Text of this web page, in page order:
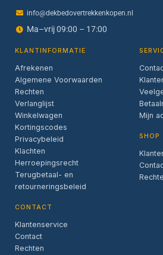
info@dekbedovertrekkenkopen.nl
Ma–vrij 09:00 – 17:00
KLANTINFORMATIE
Afrekenen
Algemene Voorwaarden
Rechten
Verlanglijst
Winkelwagen
Kortingscodes
Privacybeleid
Klachten
Herroepingsrecht
Terugbetaal- en
retourneringsbeleid
CONTACT
Klantenservice
Contact
Rechten
Mijn
SHOP